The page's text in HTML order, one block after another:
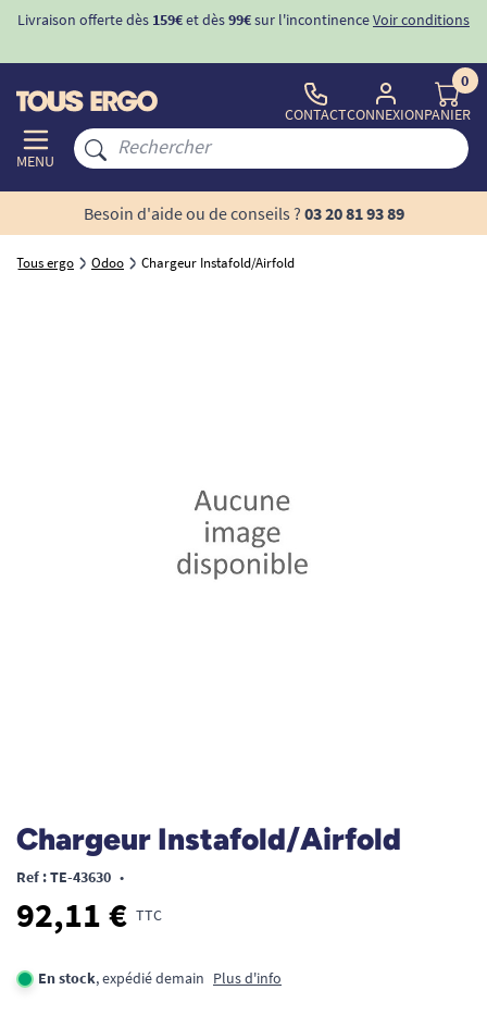
Livraison offerte dès 159€et dès99€sur l'incontinenceVoir conditions
MENU
CONTACTCONNEXION
0
PANIER
Besoin d'aide ou de conseils ? 03 20 81 93 89
Tous ergo Odoo Chargeur Instafold/Airfold
Chargeur Instafold/Airfold
Ref : TE-43630 •
92,11 € TTC
En stock, expédié demain Plus d'info